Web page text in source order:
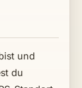
und
du